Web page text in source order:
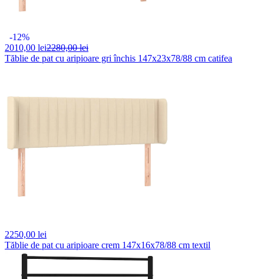
-12%
2010,00 lei2280,00 lei
Tăblie de pat cu aripioare gri închis 147x23x78/88 cm catifea
2250,00 lei
Tăblie de pat cu aripioare crem 147x16x78/88 cm textil